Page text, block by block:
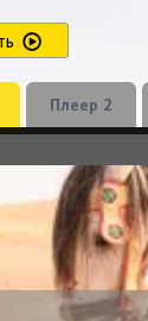
Плеер 2